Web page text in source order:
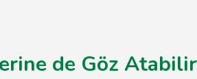
de Göz